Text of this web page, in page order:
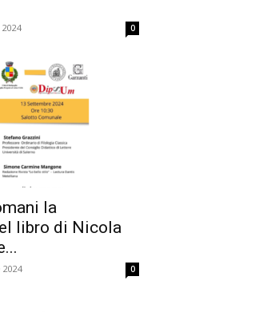
0
la
libro di Nicola
0